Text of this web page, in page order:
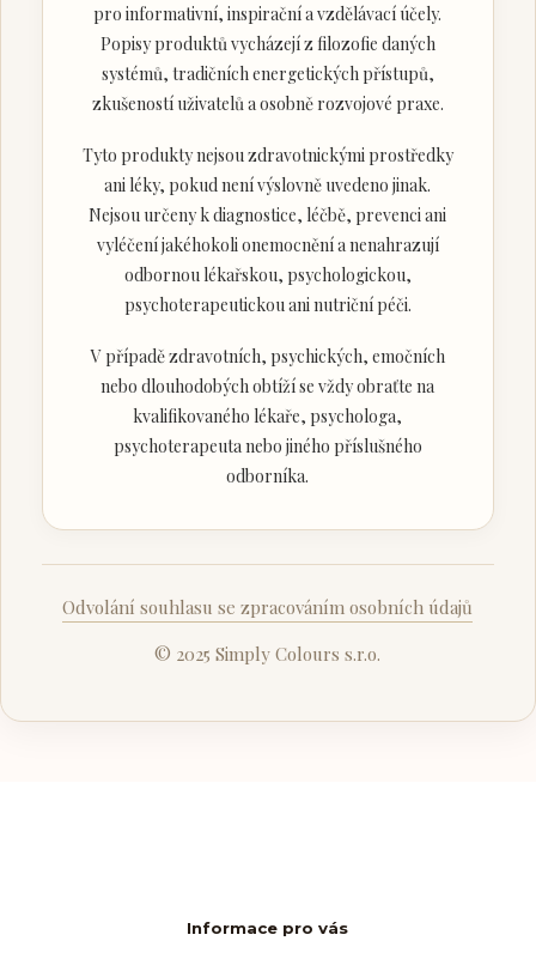
pro informativní, inspirační a vzdělávací účely.
Popisy produktů vycházejí z filozofie daných
systémů, tradičních energetických přístupů,
zkušeností uživatelů a osobně rozvojové praxe.
Tyto produkty nejsou zdravotnickými prostředky
ani léky, pokud není výslovně uvedeno jinak.
Nejsou určeny k diagnostice, léčbě, prevenci ani
vyléčení jakéhokoli onemocnění a nenahrazují
odbornou lékařskou, psychologickou,
psychoterapeutickou ani nutriční péči.
V případě zdravotních, psychických, emočních
nebo dlouhodobých obtíží se vždy obraťte na
kvalifikovaného lékaře, psychologa,
psychoterapeuta nebo jiného příslušného
odborníka.
Odvolání souhlasu se zpracováním osobních údajů
© 2025 Simply Colours s.r.o.
Informace pro vás